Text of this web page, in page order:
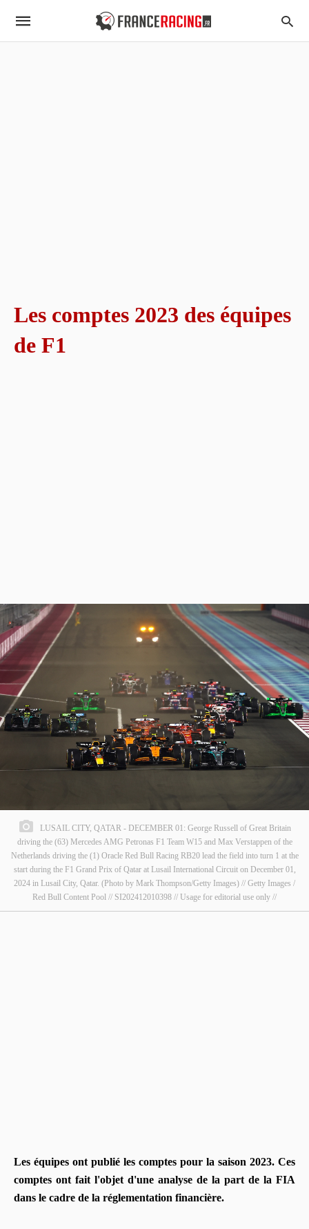
Les comptes 2023 des équipes
de F1
LUSAIL CITY, QATAR - DECEMBER 01: George Russell of Great Britain
driving the (63) Mercedes AMG Petronas F1 Team W15 and Max Verstappen of the
Netherlands driving the (1) Oracle Red Bull Racing RB20 lead the field into turn 1 at the
start during the F1 Grand Prix of Qatar at Lusail International Circuit on December 01,
2024 in Lusail City, Qatar. (Photo by Mark Thompson/Getty Images) // Getty Images /
Red Bull Content Pool // SI202412010398 // Usage for editorial use only //
Les équipes ont publié les comptes pour la saison 2023. Ces
comptes ont fait l'objet d'une analyse de la part de la FIA
dans le cadre de la réglementation financière.